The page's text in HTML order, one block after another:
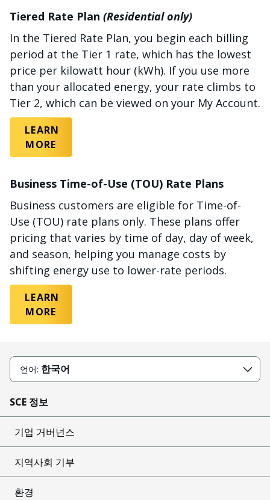
Tiered Rate Plan (Residential only)
In the Tiered Rate Plan, you begin each billing
period at the Tier 1 rate, which has the lowest
price per kilowatt hour (kWh). If you use more
than your allocated energy, your rate climbs to
Tier 2, which can be viewed on your My Account.
LEARN
MORE
Business Time-of-Use (TOU) Rate Plans
Business customers are eligible for Time-of-
Use (TOU) rate plans only. These plans offer
pricing that varies by time of day, day of week,
and season, helping you manage costs by
shifting energy use to lower-rate periods.
LEARN
MORE
언어: 한국어
SCE 정보
기업 거버넌스
지역사회 기부
환경